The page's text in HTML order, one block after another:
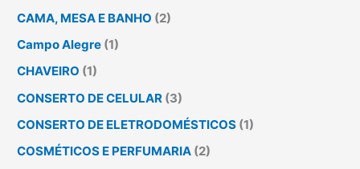
CAMA, MESA E BANHO (2)
Campo Alegre (1)
CHAVEIRO (1)
CONSERTO DE CELULAR (3)
CONSERTO DE ELETRODOMÉSTICOS (1)
COSMÉTICOS E PERFUMARIA (2)